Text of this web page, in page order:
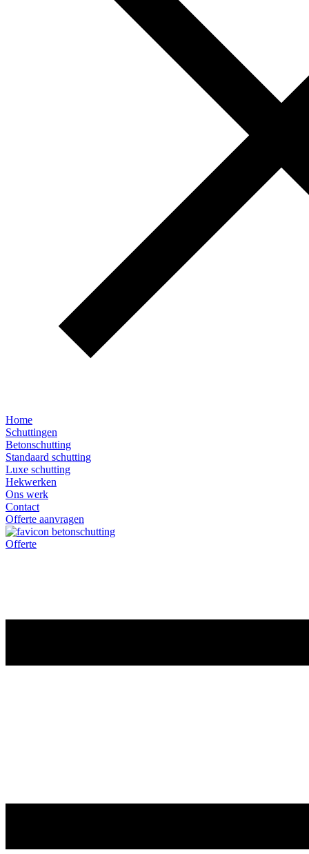
Home
Schuttingen
Betonschutting
Standaard schutting
Luxe schutting
Hekwerken
Ons werk
Contact
Offerte aanvragen
Offerte